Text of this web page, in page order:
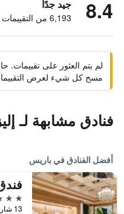
8.4 جيد جدًا
6,193 من التقييمات تم التحقق منها
لم يتم العثور على تقييمات.
مسح كل شيء لعرض
فنادق مشابهة لـ
أفضل الفنادق في باريس
5 نجوم